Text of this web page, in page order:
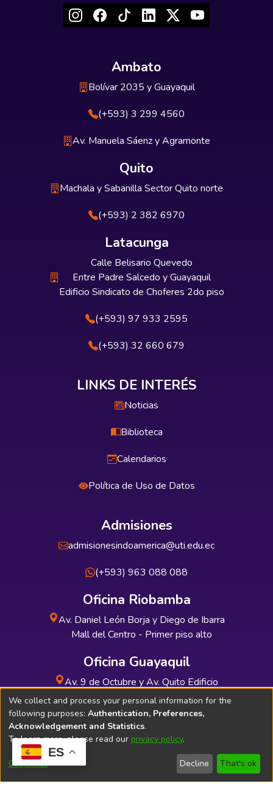
ES
Ambato
Bolívar 2035 y Guayaquil
(+593) 3 299 4560
Av. Manuela Sáenz y Agramonte
Quito
Machala y Sabanilla Sector Quito norte
(+593) 2 382 6970
Latacunga
Calle Belisario Quevedo
Entre Padre Salcedo y Guayaquil
Edificio Sindicato de Choferes 2do piso
(+593) 97 933 2595
(+593) 32 660 679
LINKS DE INTERÉS
Noticias
Biblioteca
Calendarios
Política de Uso de Datos
Admisiones
admisionesindoamerica@uti.edu.ec
(+593) 963 088 088
Oficina Riobamba
Av. Daniel León Borja y Diego de Ibarra
Mall del Centro - Primer piso alto
Oficina Guayaquil
Av. 9 de Octubre y Av. Quito Edificio
INDUAUTO - Planta baja
Soporte Técnico Bibliolatino.com
We collect and process your personal information for the
following purposes: Authentication, Preferences,
Acknowledgement and Statistics.
To learn more, please read our privacy policy.
Customize Decline That's ok